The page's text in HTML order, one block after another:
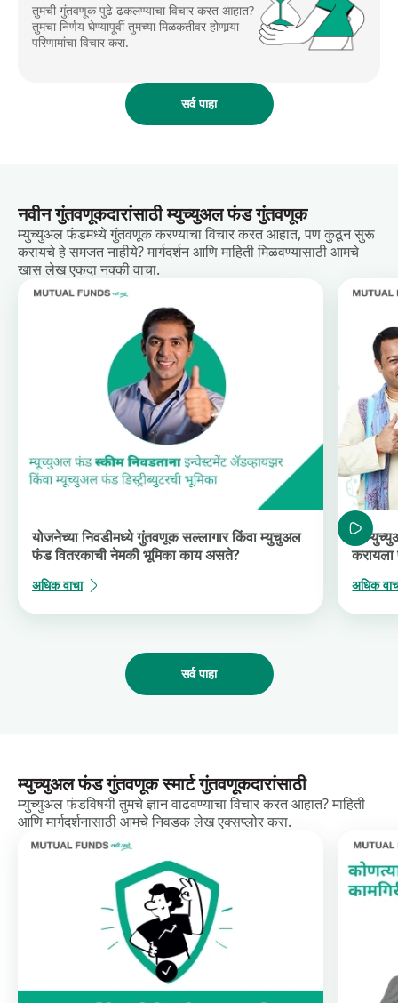
तुमची गुंतवणूक पुढे ढकलण्याचा विचार करत आहात?
तुमचा निर्णय घेण्यापूर्वी तुमच्या मिळकतीवर होणार्‍या
परिणामांचा विचार करा.
सर्व पाहा
नवीन गुंतवणूकदारांसाठी म्युच्युअल फंड गुंतवणूक
म्युच्युअल फंडमध्ये गुंतवणूक करण्याचा विचार करत आहात, पण कुठून सुरू
करायचे हे समजत नाहीये? मार्गदर्शन आणि माहिती मिळवण्यासाठी आमचे
खास लेख एकदा नक्की वाचा.
योजनेच्या निवडीमध्ये गुंतवणूक सल्लागार किंवा म्युचुअल
फंड वितरकाची नेमकी भूमिका काय असते?
अधिक वाचा
मी
करायला
अधिक
सर्व पाहा
म्युच्युअल फंड गुंतवणूक स्मार्ट गुंतवणूकदारांसाठी
म्युच्युअल फंडविषयी तुमचे ज्ञान वाढवण्याचा विचार करत आहात? माहिती
आणि मार्गदर्शनासाठी आमचे निवडक लेख एक्सप्लोर करा.